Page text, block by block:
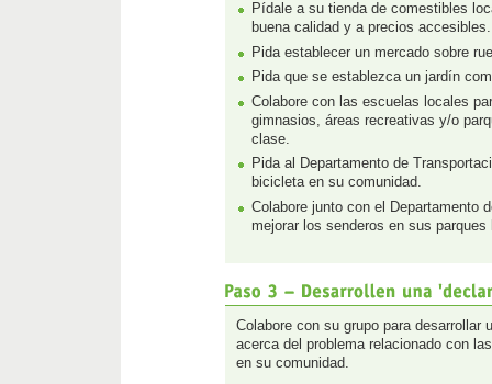
Pídale a su tienda de comestibles
buena calidad y a precios accesibles.
Pida establecer un mercado sobre
Pida que se establezca un jardín
Colabore con las escuelas locales
gimnasios, áreas recreativas y/o
clase.
Pida al Departamento de
bicicleta en su comunidad.
Colabore junto con el Departamento
mejorar los senderos en sus parques
Colabore con su grupo para desarrollar
acerca del problema relacionado con
en su comunidad.